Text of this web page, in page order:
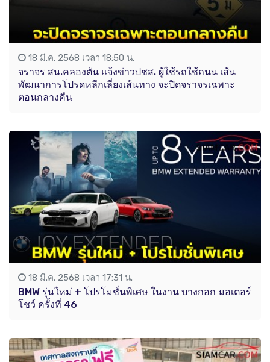
18 มี.ค. 2568 เวลา 18:50 น.
จราจร สน.คลองตัน แจ้งข่าวปชส. ผู้ใช้รถใช้ถนน เส้น
พัฒนาการโปรดหลีกเลี่ยงเส้นทาง จะปิดจราจรเฉพาะ
ตอนกลางคืน
18 มี.ค. 2568 เวลา 17:31 น.
BMW รุ่นใหม่ + โปรโมชั่นพิเศษ ในงาน บางกอก มอเตอร์
โชว์ ครั้งที่ 46